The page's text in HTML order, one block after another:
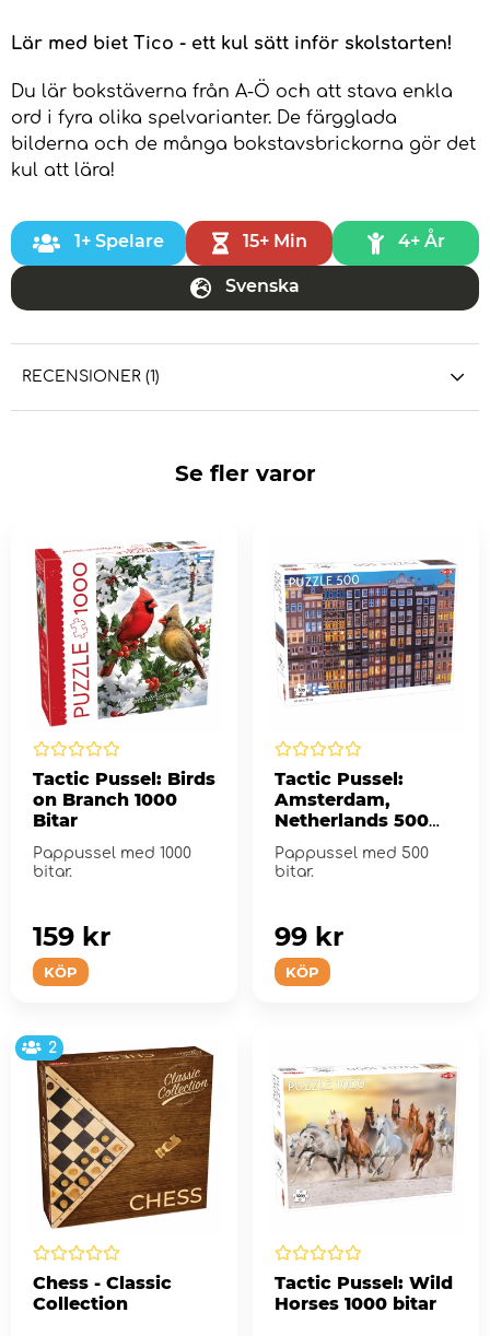
Lär med biet Tico - ett kul sätt inför skolstarten!
Du lär bokstäverna från A-Ö och att stava enkla
ord i fyra olika spelvarianter. De färgglada
bilderna och de många bokstavsbrickorna gör det
kul att lära!
1+ Spelare 15+ Min 4+ År
Svenska
RECENSIONER (1)
Se fler varor
Tactic Pussel: Birds
on Branch 1000
Bitar
Pappussel med 1000
bitar.
KÖP
159 kr
Tactic Pussel:
Amsterdam,
Netherlands 500
Pappussel med 500
bitar.
KÖP
99 kr
2
Chess - Classic
Collection
Tactic Pussel: Wild
Horses 1000 bitar